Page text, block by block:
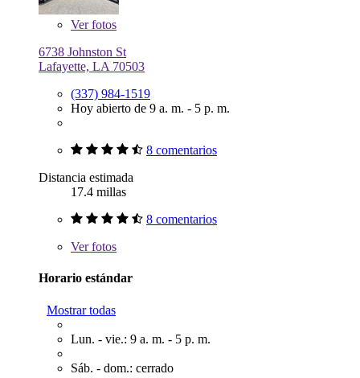
Verfotos
6738 Johnston St
Lafayette, LA 70503
(337) 984-1519
Hoy abierto de 9 a. m. - 5 p. m.
8 comentarios
Distancia estimada
17.4 millas
8 comentarios
Verfotos
Horario estándar
Mostrar todas
Lun. - vie.: 9 a. m. - 5 p. m.
Sáb. - dom.: cerrado